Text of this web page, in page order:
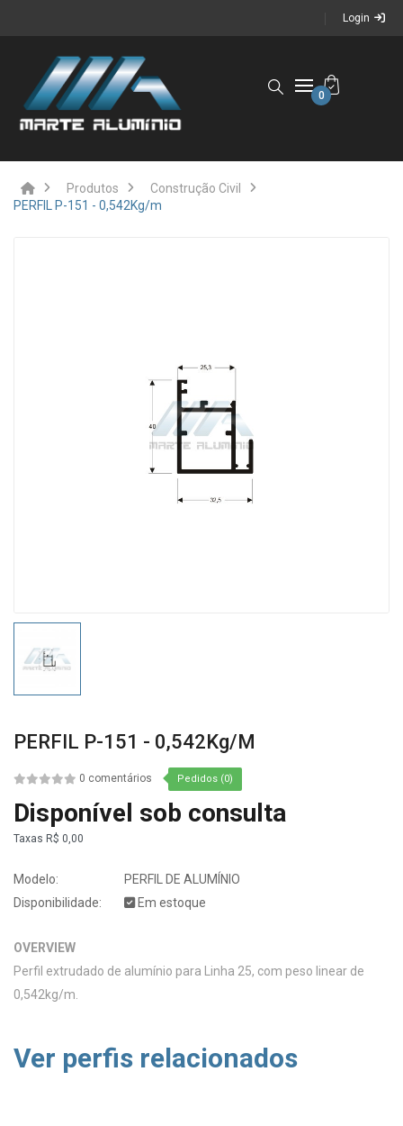
Login
0
Produtos
Construção Civil
PERFIL P-151 - 0,542Kg/m
PERFIL P-151 - 0,542Kg/m
0 comentários Pedidos (0)
Disponível sob consulta
Taxas R$ 0,00
Modelo:
PERFIL DE ALUMÍNIO
Disponibilidade:
Em estoque
OVERVIEW
Perfil extrudado de alumínio para Linha 25, com peso linear de
0,542kg/m.
Ver perfis relacionados